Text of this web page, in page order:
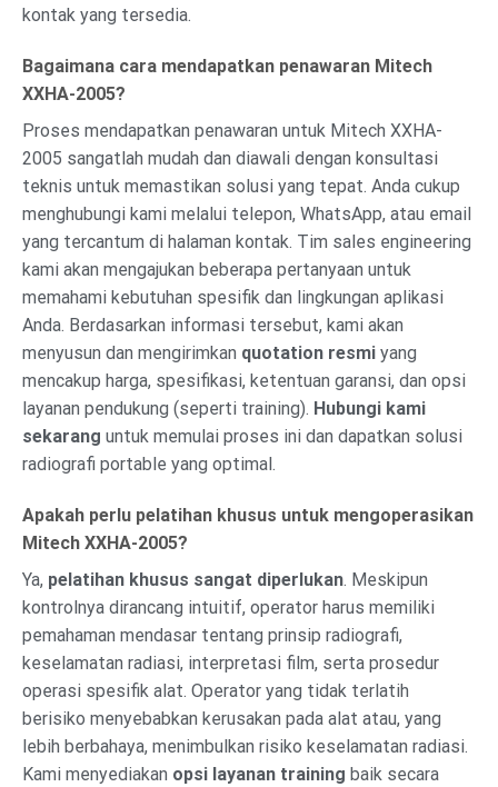
kontak yang tersedia.
Bagaimana cara mendapatkan penawaran Mitech
XXHA-2005?
Proses mendapatkan penawaran untuk Mitech XXHA-
2005 sangatlah mudah dan diawali dengan konsultasi
teknis untuk memastikan solusi yang tepat. Anda cukup
menghubungi kami melalui telepon, WhatsApp, atau email
yang tercantum di halaman kontak. Tim sales engineering
kami akan mengajukan beberapa pertanyaan untuk
memahami kebutuhan spesifik dan lingkungan aplikasi
Anda. Berdasarkan informasi tersebut, kami akan
menyusun dan mengirimkan quotation resmi yang
mencakup harga, spesifikasi, ketentuan garansi, dan opsi
layanan pendukung (seperti training). Hubungi kami
sekarang untuk memulai proses ini dan dapatkan solusi
radiografi portable yang optimal.
Apakah perlu pelatihan khusus untuk mengoperasikan
Mitech XXHA-2005?
Ya, pelatihan khusus sangat diperlukan. Meskipun
kontrolnya dirancang intuitif, operator harus memiliki
pemahaman mendasar tentang prinsip radiografi,
keselamatan radiasi, interpretasi film, serta prosedur
operasi spesifik alat. Operator yang tidak terlatih
berisiko menyebabkan kerusakan pada alat atau, yang
lebih berbahaya, menimbulkan risiko keselamatan radiasi.
Kami menyediakan opsi layanan training baik secara